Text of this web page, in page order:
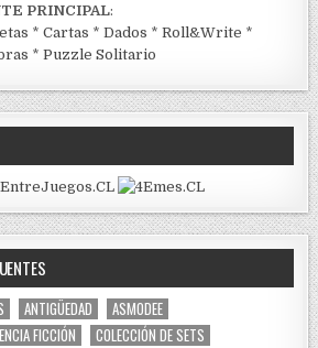
PRINCIPAL:
*Cartas *Dados *Roll&Write *
*Puzzle Solitario
ANTIGÜEDAD
ASMODEE
FICCIÓN
COLECCIÓN DE SETS